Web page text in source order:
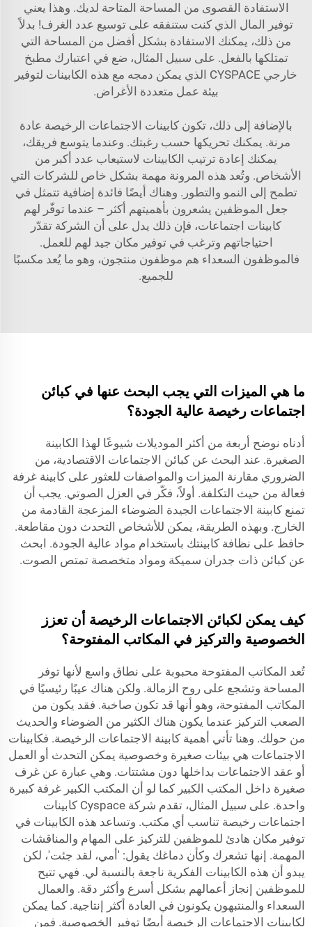
الاستفادة القصوى من المساحة المتاحة لديك. وهذا يعني
توفير المال الذي كنت ستنفقه على توسيع عدد الغرف! بدلاً
من ذلك، يمكنك الاستفادة بشكل أفضل من المساحة التي
تمتلكها بالفعل. على سبيل المثال، ضع في اعتبارك مطبخ
خارجي CYSPACE
الذي يمكن دمجه مع هذه الكابينات لتوفير
بيئة عمل متعددة الأغراض.
بالإضافة إلى ذلك، تكون كابينات الاجتماعات الرخيصة عادة
مرنة. يمكنك تحريكها حسب رغبتك. وعندما يتوسع فريقك،
يمكنك إعادة ترتيب الكابينات لاستيعاب عدد أكبر من
الأشخاص. وتُعد هذه المرونة مهمة بشكل خاص للشركات التي
تطمح إلى النمو والتطور. وهناك أيضًا فائدة إضافية تتمثل في
جعل الموظفين يشعرون بأهميتهم أكثر – عندما توفّر لهم
كابينات اجتماعات، فإن ذلك يدل على أن الشركة تقدّر
احتياجاتهم وترغب في توفير مكان جيد لهم للعمل.
فالموظفون السعداء هم موظفون منتجون، وهو ما يُعد مكسبًا
للجميع.
ما هي الميزات التي يجب البحث عنها في كبائن
اجتماعات رخيصة عالية الجودة؟
أدناه نوضح أربعة من أكثر الموديلات شيوعًا لهذا الكابينة
الصغيرة. عند البحث عن كبائن الاجتماعات الاقتصادية، من
الضروري مقارنة الميزات والمواصفات للعثور على كابينة غرفة
فعالة من حيث التكلفة. أولاً، فكّر في العزل الصوتي. يجب أن
تمنع كابينة الاجتماعات الجيدة الضوضاء المزعجة القادمة من
الخارج. وبهذه الطريقة، يمكن للأشخاص التحدث دون مقاطعة.
حافظ على نظافة كابينتك باستخدام مواد عالية الجودة. ابحث
عن كبائن ذات جدران سميكة ومواد متخصصة تمتص الصوت.
كيف يمكن لكبائن الاجتماعات الرخيصة أن تعزز
الخصوصية والتركيز في المكاتب المفتوحة؟
تُعد المكاتب المفتوحة محبوبة على نطاق واسع لأنها توفر
المساحة وتشجع على روح الزمالة. ولكن هناك عيبًا رئيسيًا في
المكاتب المفتوحة، وهو أنها قد تكون صاخبة. فقد يكون من
الصعب التركيز عندما يكون هناك الكثير من الضوضاء والحديث
من حولك. وهنا تأتي أهمية كابينة الاجتماعات الرخيصة. فكابينات
الاجتماعات هي بيئات صغيرة وخصوصية يمكن التحدث أو العمل
أو عقد الاجتماعات بداخلها دون مشتتات. وهي عبارة عن غرف
صغيرة داخل المكتب الكبير كما لو أن المكتب الكبير غرفة كبيرة
واحدة. على سبيل المثال، تقدم شركة Cyspace كابينات
اجتماعات رخيصة تناسب أي مكتب. وتساعد هذه الكابينات في
توفير مكان هادئ للموظفين للتركيز على المهام والمناقشات
المهمة. إنها تشعرك وكأن دماغك يقول: 'أمي، لقد جئت'، لكن
يبدو أن هذه الكابينات الفكرية ناجعة بالنسبة لي. فهي تتيح
للموظفين إنجاز أعمالهم بشكل أسرع وأكثر دقة. والعمال
السعداء والمنتبهون يكونون في العادة أكثر إنتاجية. كما يمكن
لكابينات الاجتماعات الرخيصة أيضًا توفير الخصوصية. فمن